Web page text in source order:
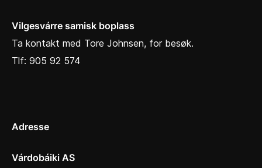
Adresse
Várdobáiki AS
Vilgesvárre samisk boplass
Ta kontakt med Tore Johnsen, for besøk.
Tlf: 905 92 574